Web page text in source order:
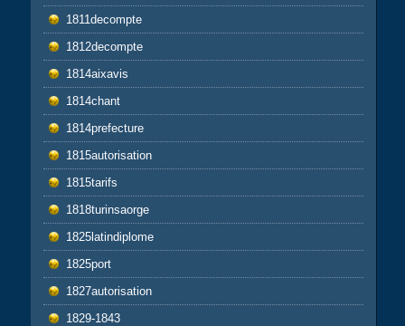
1811decompte
1812decompte
1814aixavis
1814chant
1814prefecture
1815autorisation
1815tarifs
1818turinsaorge
1825latindiplome
1825port
1827autorisation
1829-1843